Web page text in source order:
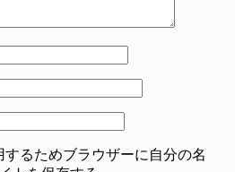
るためブラウザーに自分の名